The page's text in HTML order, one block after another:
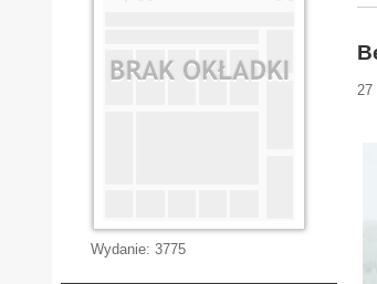
27
Wydanie: 3775